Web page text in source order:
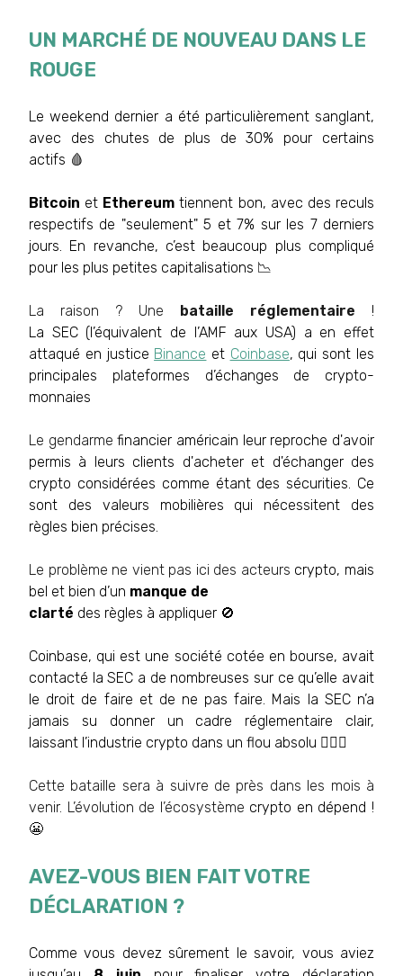
UN MARCHÉ DE NOUVEAU DANS LE
ROUGE
Le weekend dernier a été particulièrement sanglant,
avec des chutes de plus de 30% pour certains
actifs 🩸
Bitcoin et Ethereum tiennent bon, avec des reculs
respectifs de "seulement" 5 et 7% sur les 7 derniers
jours. En revanche, c’est beaucoup plus compliqué
pour les plus petites capitalisations 📉
La raison ? Une bataille réglementaire
!
La SEC (l’équivalent de l’AMF aux USA) a en effet
attaqué en justice Binance et Coinbase, qui sont les
principales plateformes d’échanges de crypto-
monnaies
Le gendarmefinancier américain leur reproche d'avoir
permis à leurs clients d'acheter et d'échanger des
crypto considérées comme étant des sécurities. Ce
sont des valeurs mobilières qui nécessitent des
règles bien précises.
Le problème ne vient pas ici des acteurs crypto, mais
bel et bien d’un manque de
clarté des règles à appliquer 🚫
Coinbase, qui est une société cotée en bourse, avait
contacté la SEC a de nombreuses sur ce qu’elle avait
le droit de faire et de ne pas faire. Mais la SEC n’a
jamais su donner un cadre réglementaire clair,
laissant l’industrie crypto dans un flou absolu 🤦🏻‍♂️
Cette bataille sera à suivre de près dans les mois à
venir. L’évolution de l’écosystème crypto en dépend !
😬
AVEZ-VOUS BIEN FAIT VOTRE
DÉCLARATION ?
Comme vous devez sûrement le savoir, vous aviez